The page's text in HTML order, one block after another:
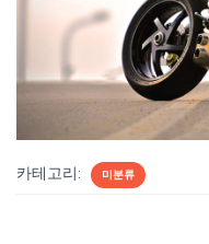
카테고리: 미분류